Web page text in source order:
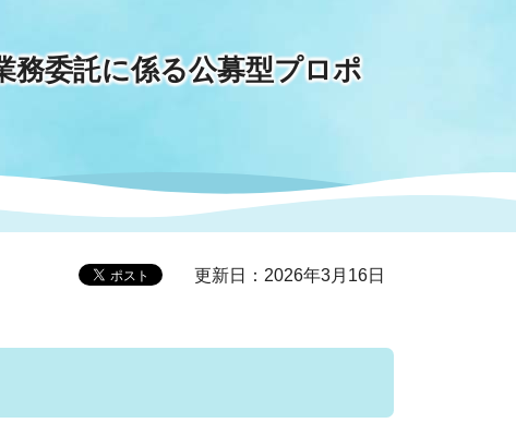
人権・男女共同参画
症特
医療センター
国際・国内交流
環境法令等に基づく届出
公有財産
市制施行周年関連情報
務委託に係る公募型プロポ
更新日：2026年3月16日